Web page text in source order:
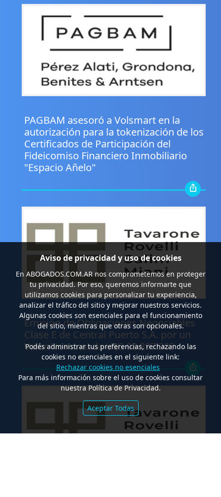
PAGBAM asesoró a Volsmart en la
autorización para la tokenización de los
Certificados de Participación del
Fideicomiso Financiero Inmobiliario
"Espacio Añelo"
.
Emisión de Obligaciones Negociables
Clase E de Central Puerto S.A. por un
Valor Nominal de U$S 98.897.303
Aviso de privacidad y uso de cookies
En ABOGADOS.COM.ARnos comprometemos en proteger
tu privacidad. Por eso, queremos informarte que
utilizamos cookies para personalizar tu experiencia,
analizar el tráfico del sitio y mejorar nuestros servicios.
Algunas cookies son esenciales para el funcionamiento
del sitio, mientras que otras son opcionales.
Podés administrar tus preferencias, rechazando las
cookies no esenciales en el siguiente link:
Rechazar cookies no esenciales
Para más información sobre el uso de cookies consultar
nuestra Política de Privacidad.
Aceptar Todas